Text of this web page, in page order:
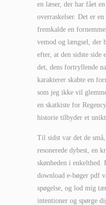
en læser, der har fået
overraskelser. Det er
fremkalde en
vemod og længsel, der
efter, at den sidste side
det, dens fortryllende
karakterer skabte en
som jeg ikke vil
en skatkiste for
historie tilbyder et
Til sidst var det de
resonerede dybest, en
skønheden i enkelthed.
download e-bøger pdf
spøgelse, og lod mig
intentioner og spørge